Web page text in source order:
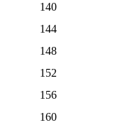
140
144
148
152
156
160